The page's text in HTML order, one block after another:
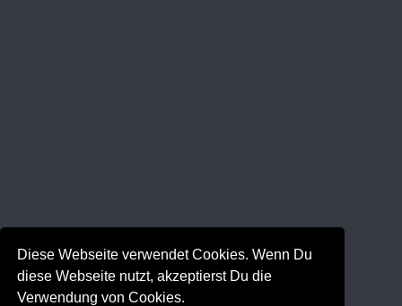
Diese Webseite verwendet Cookies. Wenn Du
diese Webseite nutzt, akzeptierst Du die
Verwendung von Cookies.